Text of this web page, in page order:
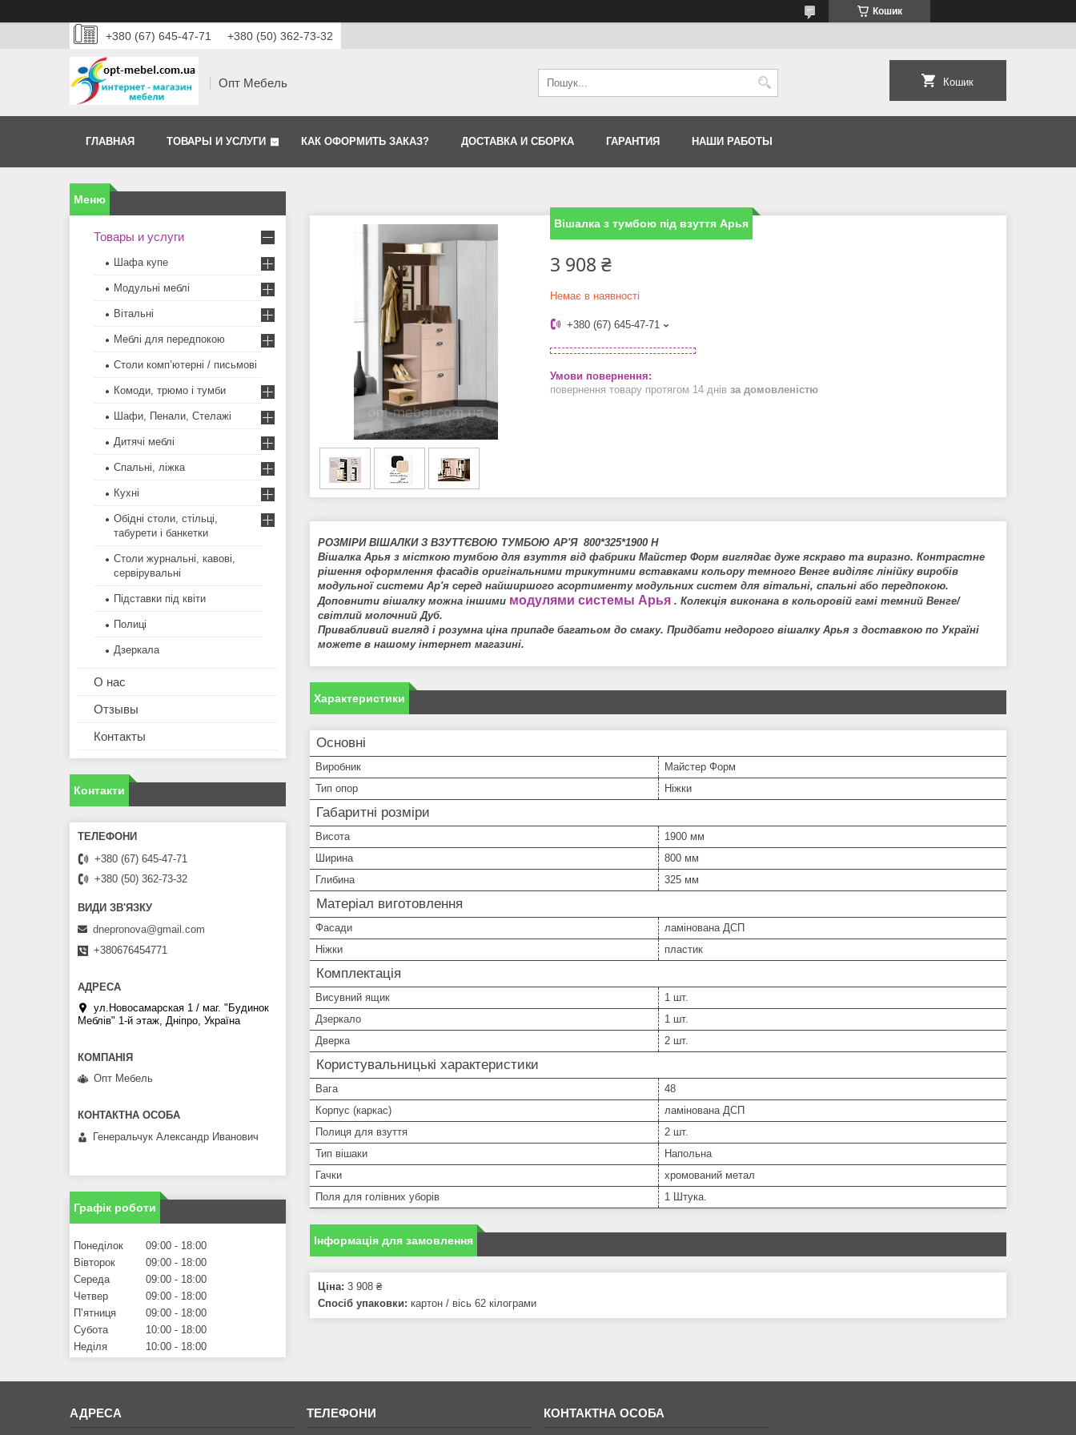
Кошик
+380 (67) 645-47-71 +380 (50) 362-73-32
Опт Мебель Кошик
ГЛАВНАЯ ТОВАРЫ И УСЛУГИ КАК ОФОРМИТЬ ЗАКАЗ? ДОСТАВКА И СБОРКА ГАРАНТИЯ НАШИ РАБОТЫ
Вішалка з тумбою під взуття Арья
3 908 ₴
Немає в наявності
+380 (67) 645-47-71
повернення товару протягом 14 днів за домовленістю
РОЗМІРИ ВІШАЛКИ З ВЗУТТЄВОЮ ТУМБОЮ АР'Я 800*325*1900 Н
Вішалка Арья з місткою тумбою для взуття від фабрики Майстер Форм виглядає дуже яскраво та виразно. Контрастне
рішення оформлення фасадів оригінальними трикутними вставками кольору темного Венге виділяє лінійку виробів
модульної системи Ар'я серед найширшого асортименту модульних систем для вітальні, спальні або передпокою.
Доповнити вішалку можна іншими модулями системы Арья . Колекція виконана в кольоровій гамі темний Венге/
світлий молочний Дуб.
Привабливий вигляд і розумна ціна припаде багатьом до смаку. Придбати недорого вішалку Арья з доставкою по Україні
можете в нашому інтернет магазині.
Характеристики
Основні
Виробник
Майстер Форм
Тип опор
Ніжки
Габаритні розміри
Висота
1900 мм
Ширина
800 мм
Глибина
325 мм
Матеріал виготовлення
Фасади
ламінована ДСП
Ніжки
пластик
Комплектація
Висувний ящик
1 шт.
Дзеркало
1 шт.
Дверка
2 шт.
Користувальницькі характеристики
Вага
48
Корпус (каркас)
ламінована ДСП
Полиця для взуття
2 шт.
Тип вішаки
Напольна
Гачки
хромований метал
Поля для голівних уборів
1 Штука.
Інформація для замовлення
Ціна: 3 908 ₴
Спосіб упаковки: картон / вісь 62 кілограми
Товары и услуги
Шафа купе
Модульні меблі
Вітальні
Меблi для передпокою
Столи комп’ютерні / письмові
Комоди, трюмо і тумби
Шафи, Пенали, Стелажі
Дитячі меблі
Спальні, ліжка
Кухні
Обідні столи, стільці,
табурети і банкетки
Столи журнальні, кавові,
сервірувальні
Підставки під квіти
Полиці
Дзеркала
О нас
Отзывы
Контакты
Контакти
+380 (67) 645-47-71
+380 (50) 362-73-32
dnepronova@gmail.com
+380676454771
ул.Новосамарская 1 / маг. "Будинок
Меблiв" 1-й этаж, Дніпро, Україна
Опт Мебель
Генеральчук Александр Иванович
Графік роботи
Понеділок 09:00
18:00
Вівторок
09:00
18:00
Середа
09:00
18:00
Четвер
09:00
18:00
Пʼятниця
09:00
18:00
Субота
10:00
18:00
Неділя
10:00 18:00